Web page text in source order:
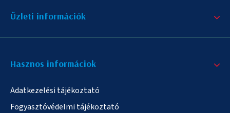
Üzleti információk
Hasznos informáciok
Adatkezelési tájékoztató
Fogyasztóvédelmi tájékoztató